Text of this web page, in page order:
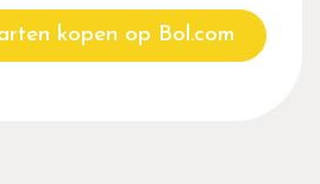
kopen op Bol.com